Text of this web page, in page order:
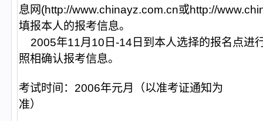
息网(http://www.chinayz.com.cn或http://
填报本人的报考信息。
2005年11月10日-14日到本人选择的报名点进
照相确认报考信息。
考试时间：2006年元月（以准考证通知为
准）